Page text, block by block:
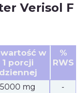
Verisol F
w
1 porcji
dziennej
%
RWS
5000 mg -